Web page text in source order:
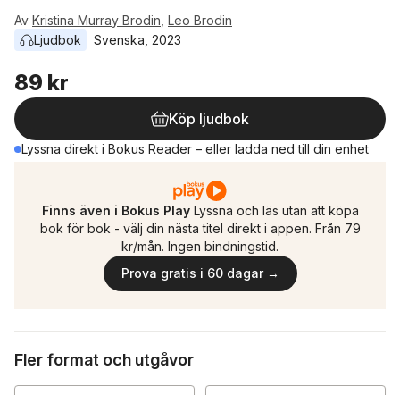
Av Kristina Murray Brodin Leo Brodin
Ljudbok
Svenska 2023
89 kr
Köp ljudbok
Lyssna direkt i Bokus Reader – eller ladda ned till din enhet
Finns även i Bokus Play Lyssna och läs utan att köpa
bok för bok - välj din nästa titel direkt i appen. Från 79
kr/mån. Ingen bindningstid.
Prova gratis i 60 dagar →
Fler format och utgåvor